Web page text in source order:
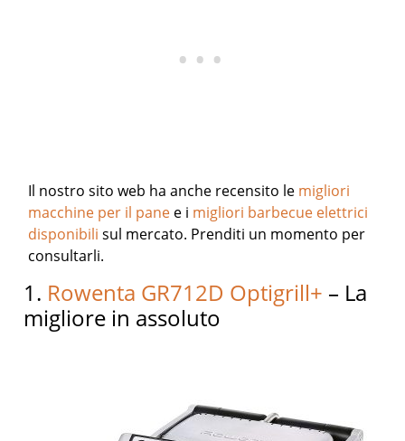
Il nostro sito web ha anche recensito le migliori
macchine per il pane e i migliori barbecue elettrici
disponibili sul mercato. Prenditi un momento per
consultarli.
1. Rowenta GR712D Optigrill+ – La
migliore in assoluto